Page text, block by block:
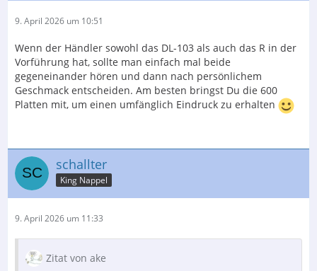
9. April 2026 um 10:51
Wenn der Händler sowohl das DL-103 als auch das R in der
Vorführung hat, sollte man einfach mal beide
gegeneinander hören und dann nach persönlichem
Geschmack entscheiden. Am besten bringst Du die 600
Platten mit, um einen umfänglich Eindruck zu erhalten
schallter
King Nappel
9. April 2026 um 11:33
Zitat von ake